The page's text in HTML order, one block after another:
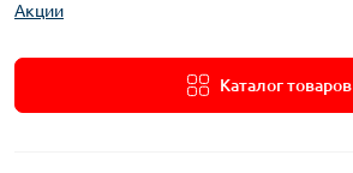
Акции
Каталог товаров